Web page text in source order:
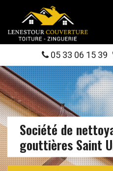
05 33 06 15 39
Société de
gouttières Saint